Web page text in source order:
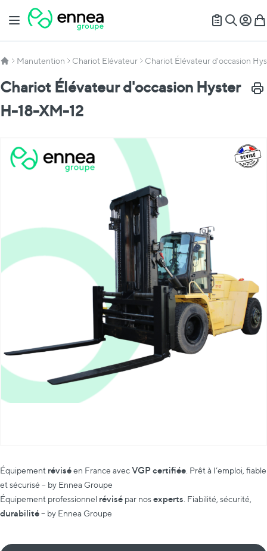
Allez au contenu
Basculer la navigation
Mon
Manutention Chariot Elévateur Chariot Élévateur d'occasion
Chariot Élévateur d'occasion Hyster
H-18-XM-12
Équipement réviséen France avecVGP certifiée . Prêt à l’emploi, fiable
et sécurisé – by Ennea Groupe
Équipement professionnel révisé par nosexperts . Fiabilité, sécurité,
durabilité– by Ennea Groupe